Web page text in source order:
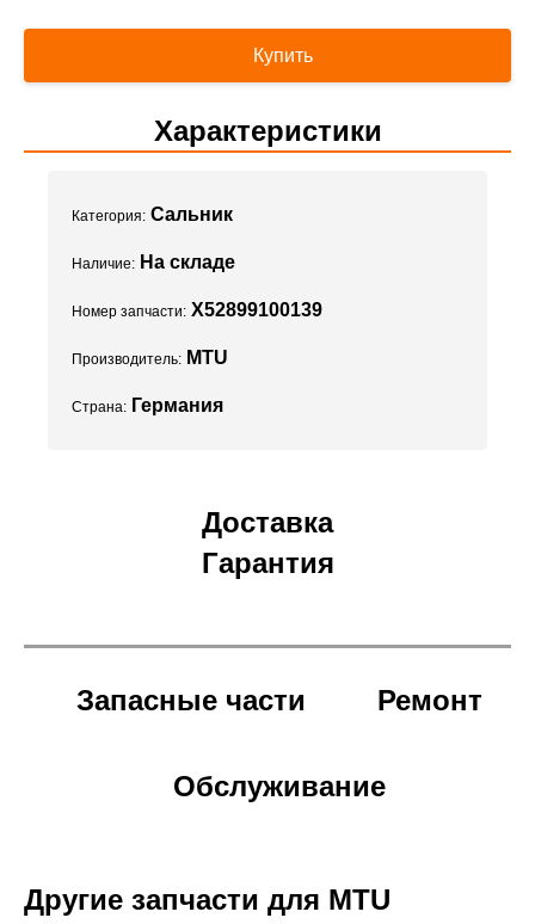
Купить
Характеристики
Категория: Сальник
Наличие: На складе
Номер запчасти: X52899100139
Производитель: MTU
Страна: Германия
Доставка
Гарантия
Запасные части Ремонт
Обслуживание
Другие запчасти для MTU